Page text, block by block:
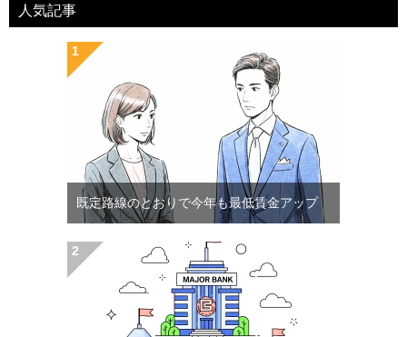
人気記事
既定路線のとおりで今年も最低賃金アップ